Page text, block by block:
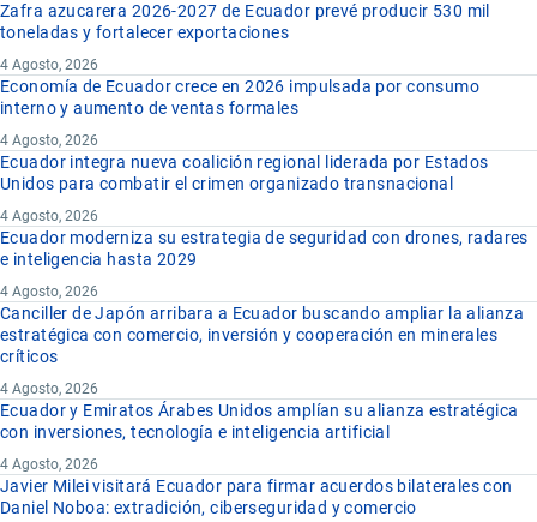
Zafra azucarera 2026-2027 de Ecuador prevé producir 530 mil
toneladas y fortalecer exportaciones
4 Agosto, 2026
Economía de Ecuador crece en 2026 impulsada por consumo
interno y aumento de ventas formales
4 Agosto, 2026
Ecuador integra nueva coalición regional liderada por Estados
Unidos para combatir el crimen organizado transnacional
4 Agosto, 2026
Ecuador moderniza su estrategia de seguridad con drones, radares
e inteligencia hasta 2029
4 Agosto, 2026
Canciller de Japón arribara a Ecuador buscando ampliar la alianza
estratégica con comercio, inversión y cooperación en minerales
críticos
4 Agosto, 2026
Ecuador y Emiratos Árabes Unidos amplían su alianza estratégica
con inversiones, tecnología e inteligencia artificial
4 Agosto, 2026
Javier Milei visitará Ecuador para firmar acuerdos bilaterales con
Daniel Noboa: extradición, ciberseguridad y comercio